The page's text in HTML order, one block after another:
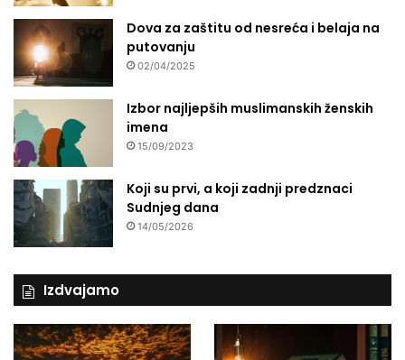
Dova za zaštitu od nesreća i belaja na
putovanju
02/04/2025
Izbor najljepših muslimanskih ženskih
imena
15/09/2023
Koji su prvi, a koji zadnji predznaci
Sudnjeg dana
14/05/2026
Izdvajamo